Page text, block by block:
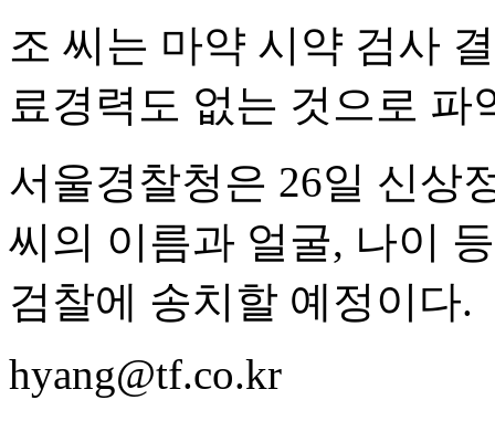
조 씨는 마약 시약 검사
료경력도 없는 것으로 파
서울경찰청은 26일 신상
씨의 이름과 얼굴, 나이
검찰에 송치할 예정이다.
hyang@tf.co.kr